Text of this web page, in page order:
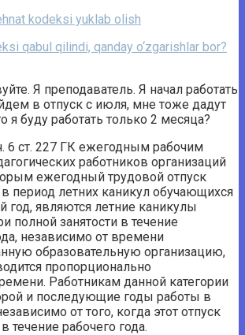
kodeksi yuklab olish
qabul qilindi, qanday o‘zgarishlar bor?
Я преподаватель. Я начал работать
в отпуск с июля, мне тоже дадут
я буду работать только 2 месяца?
6 ст. 227 ГК ежегодным рабочим
работников организаций
ежегодный трудовой отпуск
в период летних каникул обучающихся
год, являются летние каникулы
полной занятости в течение
независимо от времени
образовательную организацию,
пропорционально
Работникам данной категории
и последующие годы работы в
от того, когда этот отпуск
течение рабочего года.